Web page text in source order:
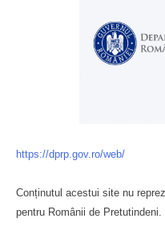
https://dprp.gov.ro/web/
Conținutul acestui site nu
pentru Românii de Pretutindeni.